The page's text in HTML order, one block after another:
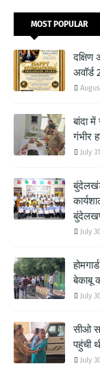
MOST POPULAR
अवॉर्ड
बांदा
गंभीर
July
बुंदेलखंड
July
बेकाबू
July
सीओ
पहुंची
July